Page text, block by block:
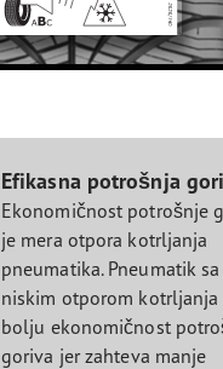
Efikasna potrošnja
Ekonomičnost potrošnje
je mera otpora kotrljanja
pneumatika. Pneumatik sa
niskim otporom kotrljanja
bolju ekonomičnost
goriva jer zahteva manje